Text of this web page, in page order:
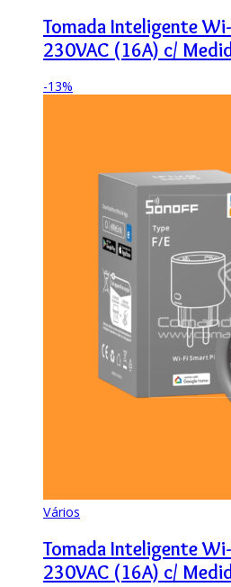
Tomada Inteligente Wi-
230VAC (16A) c/
-13%
Vários
Tomada Inteligente Wi-
230VAC (16A) c/